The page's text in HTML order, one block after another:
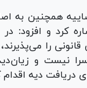
همچنین به
کرد و افزود:
را
نیست و
دریافت دیه اقدام